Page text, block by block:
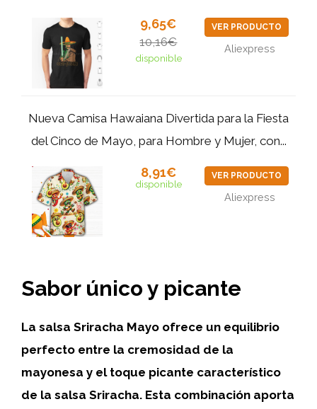
9,65€
10,16€
disponible
VER PRODUCTO
Aliexpress
Nueva Camisa Hawaiana Divertida para la Fiesta
del Cinco de Mayo, para Hombre y Mujer, con...
8,91€
disponible
VER PRODUCTO
Aliexpress
Sabor único y picante
La salsa Sriracha Mayo ofrece un equilibrio
perfecto entre la cremosidad de la
mayonesa y el toque picante característico
de la salsa Sriracha. Esta combinación aporta